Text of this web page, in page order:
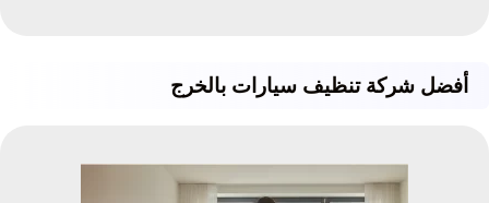
أفضل شركة تنظيف سيارات بالخرج